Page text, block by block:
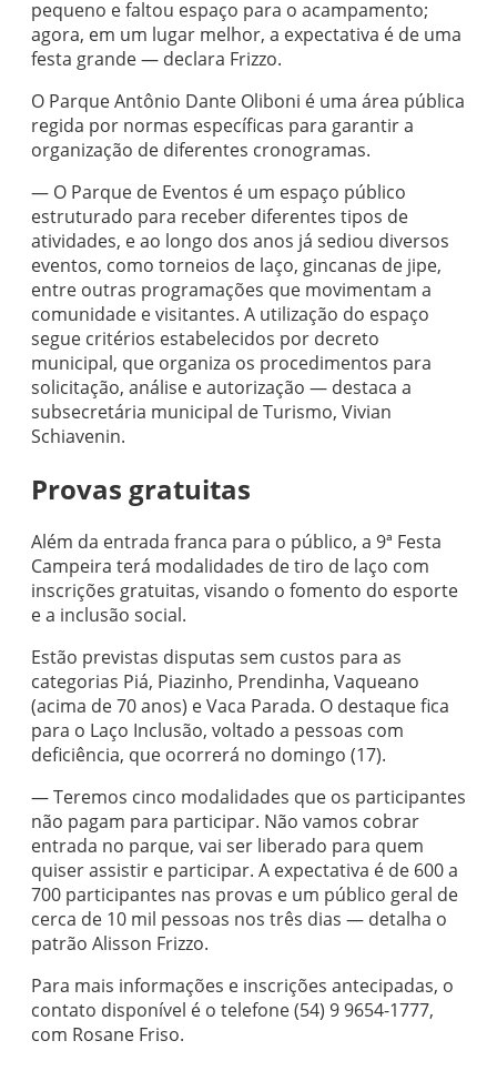
pequeno e faltou espaço para o acampamento;
agora, em um lugar melhor, a expectativa é de uma
festa grande — declara Frizzo.
O Parque Antônio Dante Oliboni é uma área pública
regida por normas específicas para garantir a
organização de diferentes cronogramas.
— O Parque de Eventos é um espaço público
estruturado para receber diferentes tipos de
atividades, e ao longo dos anos já sediou diversos
eventos, como torneios de laço, gincanas de jipe,
entre outras programações que movimentam a
comunidade e visitantes. A utilização do espaço
segue critérios estabelecidos por decreto
municipal, que organiza os procedimentos para
solicitação, análise e autorização — destaca a
subsecretária municipal de Turismo, Vivian
Schiavenin.
Provas gratuitas
Além da entrada franca para o público, a 9ª Festa
Campeira terá modalidades de tiro de laço com
inscrições gratuitas, visando o fomento do esporte
e a inclusão social.
Estão previstas disputas sem custos para as
categorias Piá, Piazinho, Prendinha, Vaqueano
(acima de 70 anos) e Vaca Parada. O destaque fica
para o Laço Inclusão, voltado a pessoas com
deficiência, que ocorrerá no domingo (17).
— Teremos cinco modalidades que os participantes
não pagam para participar. Não vamos cobrar
entrada no parque, vai ser liberado para quem
quiser assistir e participar. A expectativa é de 600 a
700 participantes nas provas e um público geral de
cerca de 10 mil pessoas nos três dias — detalha o
patrão Alisson Frizzo.
Para mais informações e inscrições antecipadas, o
contato disponível é o telefone (54) 9 9654-1777,
com Rosane Friso.